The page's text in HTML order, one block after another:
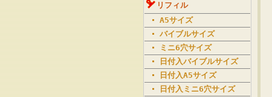
リフィル
A5サイズ
バイブルサイズ
ミニ6穴サイズ
日付入バイブルサイズ
日付入A5サイズ
日付入ミニ6穴サイズ